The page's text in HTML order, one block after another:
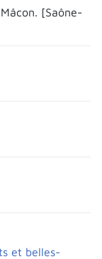
[Saône-
et belles-